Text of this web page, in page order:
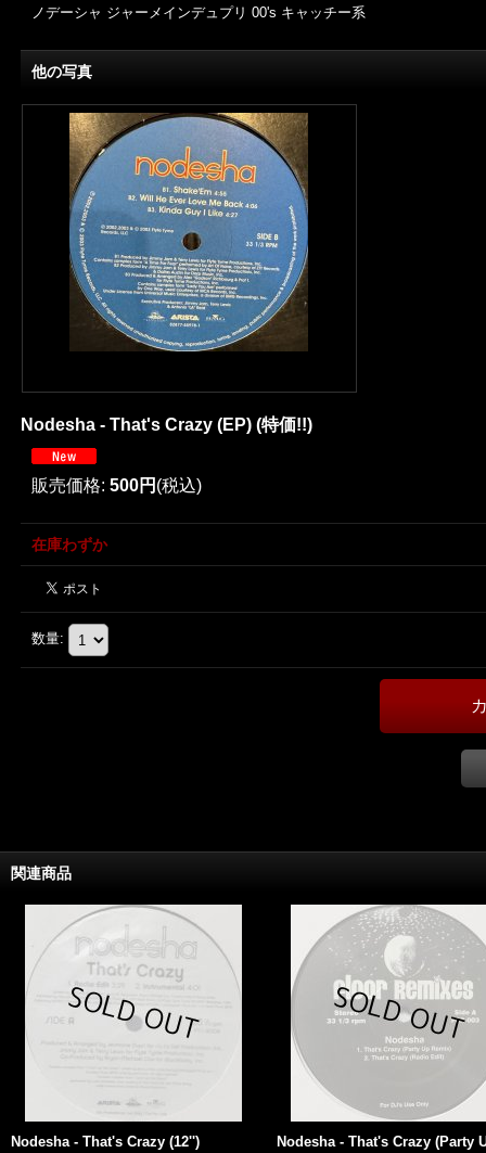
ノデーシャ ジャーメインデュプリ 00's キャッチー系
他の写真
Nodesha - That's Crazy (EP) (特価!!)
販売価格: 500円 (税込)
在庫わずか
数量:
関連商品
Nodesha - That's Crazy (12'') Nodesha - That's Crazy (Party